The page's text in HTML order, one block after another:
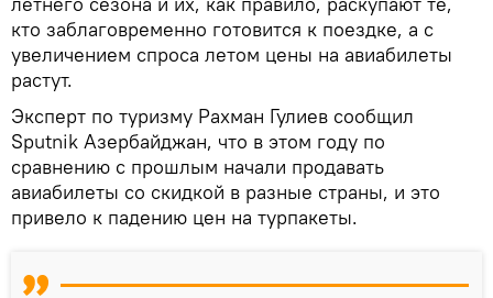
кто заблаговременно готовится к поездке, а с
увеличением спроса летом цены на авиабилеты
растут.
Эксперт по туризму Рахман Гулиев сообщил
Sputnik Азербайджан, что в этом году по
сравнению с прошлым начали продавать
авиабилеты со скидкой в разные страны, и это
привело к падению цен на турпакеты.